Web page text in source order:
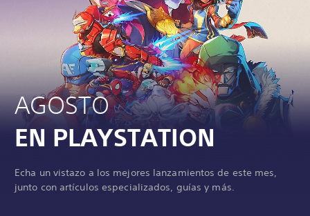
AGOSTO
EN PLAYSTATION
Echa un vistazo a los mejores lanzamientos de este mes,
junto con artículos especializados, guías y más.